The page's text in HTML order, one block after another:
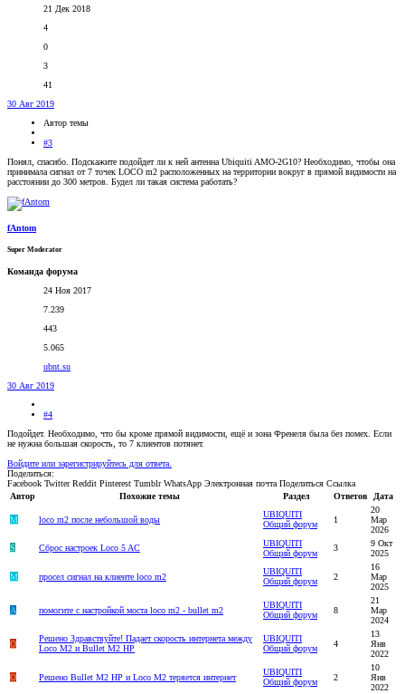
21 Дек 2018
4
0
3
41
30 Авг 2019
Автор темы
#3
Понял, спасибо. Подскажите подойдет ли к ней антенна Ubiquiti AMO-2G10? Необходимо, чтобы она
принимала сигнал от 7 точек LOCO m2 расположенных на территории вокруг в прямой видимости на
расстоянии до 300 метров. Будел ли такая система работать?
fAntom
Super Moderator
Команда форума
24 Ноя 2017
7.239
443
5.065
ubnt.su
30 Авг 2019
#4
Подойдет. Необходимо, что бы кроме прямой видимости, ещё и зона Френеля была без помех. Если
не нужна большая скорость, то 7 клиентов потянет.
Войдите или зарегистрируйтесь для ответа.
Поделиться:
Facebook Twitter Reddit Pinterest Tumblr WhatsApp Электронная почта Поделиться Ссылка
Автор
Похожие темы Раздел Ответов Дата
M loco m2 после небольшой воды
UBIQUITI
Общий форум
1
20
Мар
2026
S
Сброс настроек Loco 5 AC
UBIQUITI
Общий форум
3
9 Окт
2025
M просел сигнал на клиенте loco m2
UBIQUITI
Общий форум
2
16
Мар
2025
A помогите с настройкой моста loco m2 - bullet m2
UBIQUITI
Общий форум
8
21
Мар
2024
О
Решено Здравствуйте! Падает скорость интернета между
Loco M2 и Bullet M2 HP
UBIQUITI
Общий форум
4
13
Янв
2022
О Решено Bullet M2 HP и Loco M2 теряется интернет
UBIQUITI
Общий форум
2
10
Янв
2022